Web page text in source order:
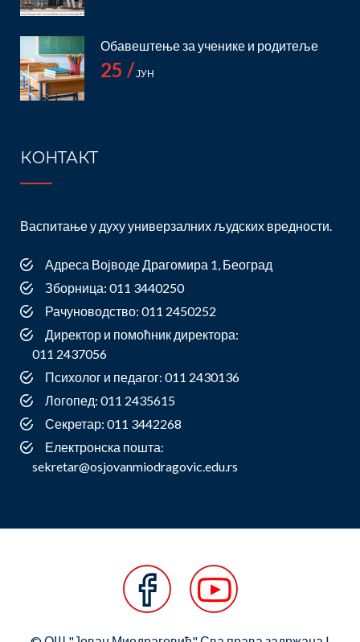
Обавештење за ученике и родитеље
25 /ЈУН
КОНТАКТ
Васпитање у духу универзалних људских вредности.
Адреса Војводе Драгомира 1, Београд
Зборница: 011 3440250
Рачуноводство: 011 2450252
Директор и помоћник директора:
011 2437056
Психолог и педагог: 011 2430136
Логопед: 011 2435615
Секретар: 011 3442268
Електронска пошта:
sekretar@osjovanmiodragovic.edu.rs